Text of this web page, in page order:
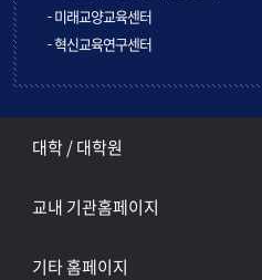
미래교양교육센터
혁신교육연구센터
대학 / 대학원
교내 기관홈페이지
기타 홈페이지